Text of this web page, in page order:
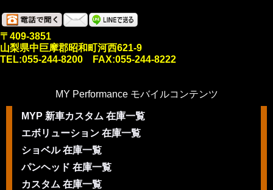
〒409-3851
山梨県中巨摩郡昭和町河西621-9
TEL:055-244-8200 FAX:055-244-8222
MY Performance モバイルコンテンツ
MYP 新車カスタム 在庫一覧
エボリューション 在庫一覧
ショベル 在庫一覧
パンヘッド 在庫一覧
カスタム 在庫一覧